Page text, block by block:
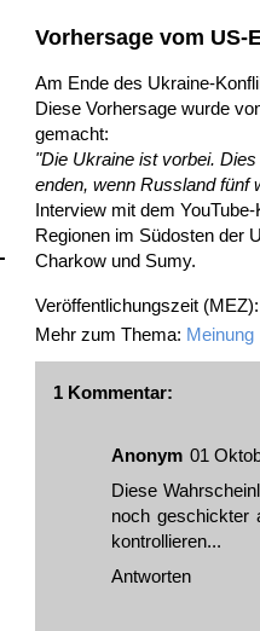
Vorhersage vom
Am Ende des Ukraine-
Diese Vorhersage wurde
gemacht:
"Die Ukraine ist vorbei.
enden, wenn Russland fünf
Interview mit dem
Regionen im Südosten der
Charkow und Sumy.
Veröffentlichungszeit (MEZ):
Mehr zum Thema: Meinung
1 Kommentar:
Anonym 01
Diese
noch geschickter
kontrollieren...
Antworten